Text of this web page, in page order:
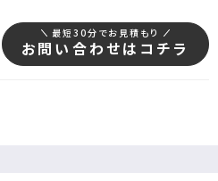
最短30分でお見積もり
お問い合わせはコチラ